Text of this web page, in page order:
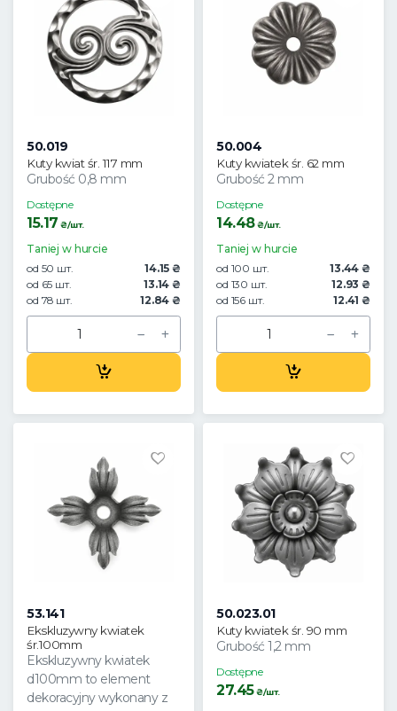
50.019
Kuty kwiat śr. 117 mm
Grubość 0,8 mm
Dostępne
15.17 ₴/шт.
Taniej w hurcie
od 50 шт.
14.15 ₴
od 65 шт.
13.14 ₴
od 78 шт.
12.84 ₴
50.004
Kuty kwiatek śr. 62 mm
Grubość 2 mm
Dostępne
14.48₴/шт.
Taniej w hurcie
od 100 шт.
13.44 ₴
od 130 шт.
12.93 ₴
od 156 шт.
12.41 ₴
53.141
Ekskluzywny kwiatek
śr.100mm
Ekskluzywny kwiatek
d100mm to element
dekoracyjny wykonany z
50.023.01
Kuty kwiatek śr. 90 mm
Grubość 1,2 mm
Dostępne
27.45₴/шт.